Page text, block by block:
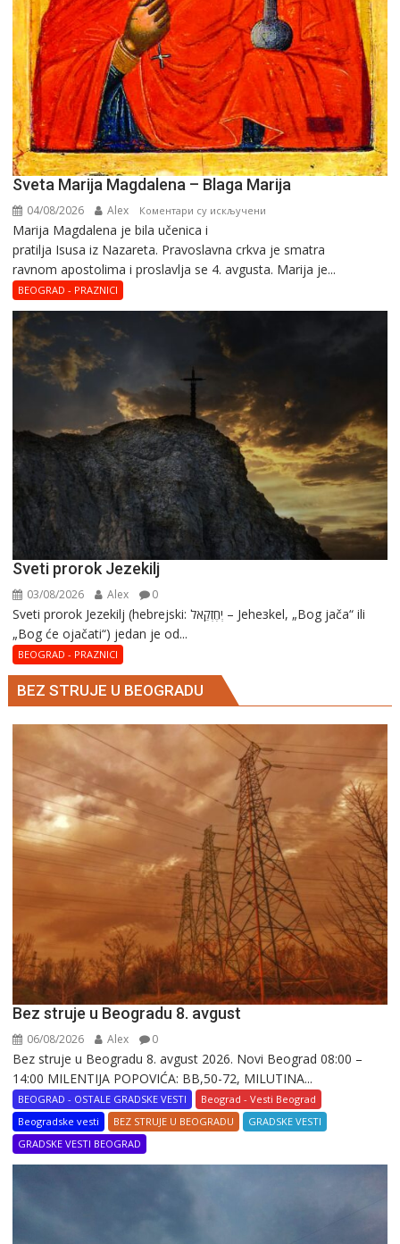
Sveta Marija Magdalena – Blaga Marija
04/08/2026 Alex Коментари су искључени
Marija
Magdalena
Blaga
Marija Magdalena je bila učenica i
pratilja Isusa iz Nazareta. Pravoslavna crkva je smatra
ravnom apostolima i proslavlja se 4. avgusta. Marija je...
BEOGRAD - PRAZNICI
Sveti prorok Jezekilj
03/08/2026 Alex 0
Sveti prorok Jezekilj (hebrejski: יְחֶזְקֵאל – Jehезkel, „Bog jača“ ili
„Bog će ojačati“) jedan je od...
BEOGRAD - PRAZNICI
BEZ STRUJE U BEOGRADU
Bez struje u Beogradu 8. avgust
06/08/2026 Alex 0
Bez struje u Beogradu 8. avgust 2026. Novi Beograd 08:00 –
14:00 MILENTIJA POPOVIĆA: BB,50-72, MILUTINA...
BEOGRAD - OSTALE GRADSKE VESTI
Beograd - Vesti Beograd
Beogradske vesti
BEZ STRUJE U BEOGRADU
GRADSKE VESTI
GRADSKE VESTI BEOGRAD